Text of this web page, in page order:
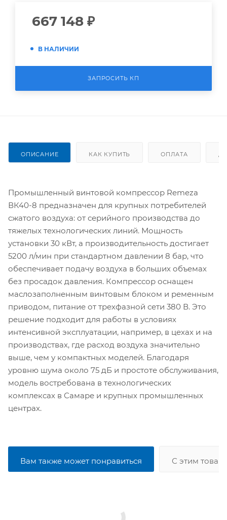
667 148 ₽
В НАЛИЧИИ
ЗАПРОСИТЬ КП
ОПИСАНИЕ КАК КУПИТЬ ОПЛАТА
Промышленный винтовой компрессор Remeza
ВК40-8 предназначен для крупных потребителей
сжатого воздуха: от серийного производства до
тяжелых технологических линий. Мощность
установки 30 кВт, а производительность достигает
5200 л/мин при стандартном давлении 8 бар, что
обеспечивает подачу воздуха в больших объемах
без просадок давления. Компрессор оснащен
маслозаполненным винтовым блоком и ременным
приводом, питание от трехфазной сети 380 В. Это
решение подходит для работы в условиях
интенсивной эксплуатации, например, в цехах и на
производствах, где расход воздуха значительно
выше, чем у компактных моделей. Благодаря
уровню шума около 75 дБ и простоте обслуживания,
модель востребована в технологических
комплексах в Самаре и крупных промышленных
центрах.
Вам также может понравиться С этим